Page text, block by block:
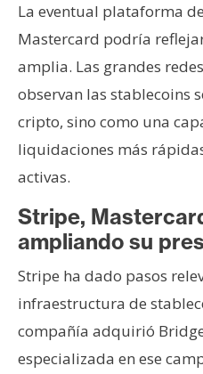
La eventual plataforma
Mastercard podría
amplia. Las grandes
observan las stablecoins
cripto, sino como una
liquidaciones más
activas.
Stripe,
ampliando su
Stripe ha dado pasos
infraestructura de
compañía adquirió
especializada en ese